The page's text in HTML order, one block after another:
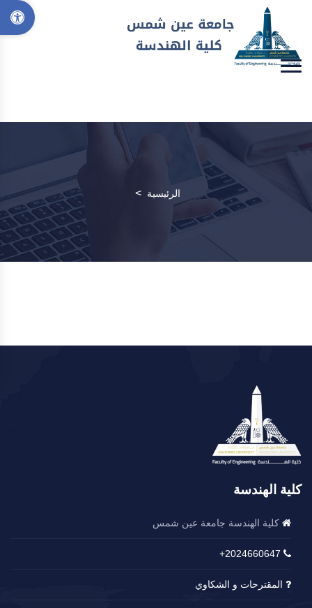
الرئيسية >
كلية الهندسة
كلية الهندسة جامعة عين شمس
2024660647+
المقترحات و الشكاوي